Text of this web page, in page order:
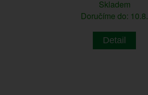
Skladem
Doručíme do: 10.8.
Detail